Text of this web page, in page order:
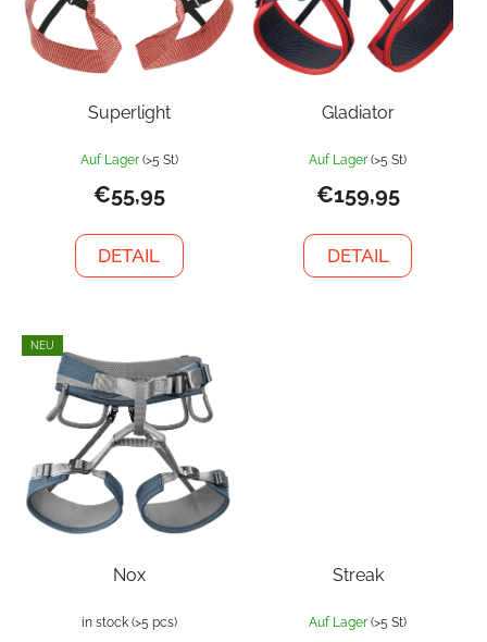
Superlight
Auf Lager (>5 St)
€55,95
DETAIL
Gladiator
Auf Lager (>5 St)
€159,95
DETAIL
NEU
Nox
in stock (>5 pcs)
Streak
Auf Lager (>5 St)